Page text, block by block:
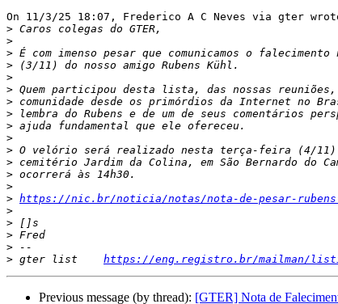
On 11/3/25 18:07, Frederico A C Neves via gter
>
>
>
>
>
>
>
>
>
>
>
>
>
>
> https://nic.br/noticia/notas/nota-de-pesar-
>
>
>
>
> gter list https://eng.registro.br/mailman/
Previous message (by thread): [GTER] Nota de